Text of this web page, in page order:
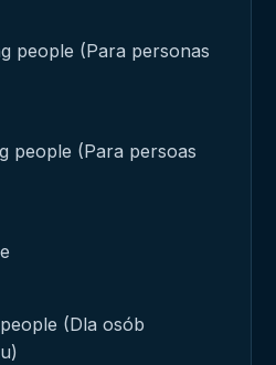
people (Para personas
people (Para persoas
(Dla osób